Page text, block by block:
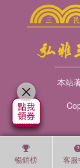
暢銷榜 客
本站